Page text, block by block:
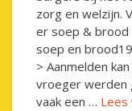
zorg en welzijn.
er soep & brood
soep en
> Aanmelden
vroeger werden
vaak een …